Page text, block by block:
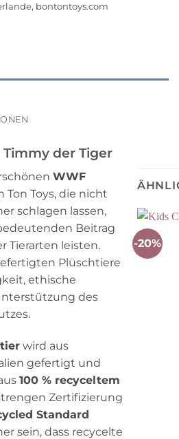
bontontoys.com
der Tiger
WWF
Ton Toys, die nicht
schlagen lassen,
Beitrag
Tierarten leisten.
Plüschtiere
ethische
des
wird aus
gefertigt und
100 % recyceltem
Zertifizierung
Standard
sein, dass recycelte
-20%